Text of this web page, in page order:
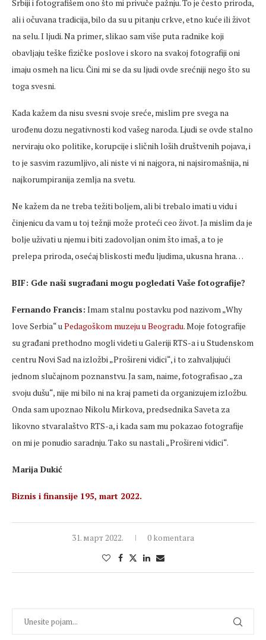
Srbiji i fotografišem ono što mi privuče pažnju. To je često priroda,
ali i očuvana tradicija, bilo da su u pitanju crkve, etno kuće ili život
na selu. I ljudi. Na primer, slikao sam više puta radnike koji
obavljaju teške fizičke poslove i skoro na svakoj fotografiji oni
imaju osmeh na licu. Čini mi se da su ljudi ovde srećniji nego što su
toga svesni.
Kada kažem da nisu svesni svoje sreće, mislim pre svega na
urođenu dozu negativnosti kod vašeg naroda. Ljudi se ovde stalno
nerviraju oko politike, korupcije i sličnih loših društvenih pojava, i
to je sasvim razumljivo, ali niste vi ni najgora, ni najsiromašnija, ni
najkorumpiranija zemlja na svetu.
Ne kažem da ne treba težiti boljem, ali bi trebalo imati u vidu i
činjenicu da vam u toj težnji može proteći ceo život. Ja mislim da je
bolje uživati u njemu i biti zadovoljan onim što imaš, a to je
prelepa priroda, osećaj bliskosti među ljudima, ukusna hrana…
BIF: Gde naši sugrađani mogu pogledati Vaše fotografije?
Fernando Francis: Imam stalnu postavku pod nazivom „Why
love Serbia“ uPedagoškom muzeju u Beogradu. Moje fotografije
su građani prethodno mogli videti u Galeriji RTS-a i u Studenskom
centru Novi Sad na izložbi „Prošireni vidici“, i to zahvaljujući
jednom slučajnom poznanstvu. Ja sam, naime, fotografisao „za
svoju dušu“, nije mi bilo ni na kraj pameti da organizujem izložbu.
Onda sam upoznao Nikolu Mirkova, predsednika Saveta za
likovno stvaralaštvo RTS-a, i kada sam mu pokazao fotografije
on mi je ponudio saradnju. Tako su nastali „Prošireni vidici“.
Marija Dukić
Biznis i finansije 195, mart 2022.
31. март 2022. 0 komentara